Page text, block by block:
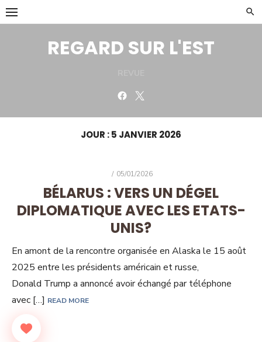
Skip
to
REGARD SUR L'EST
Facebook
JOUR :5 JANVIER 2026
POSTED
05/01/2026
BÉLARUS : VERS UN DÉGEL
DIPLOMATIQUE AVEC LES ETATS-
UNIS?
En amont de la rencontre organisée en Alaska le 15 août
2025 entre les présidents américain et russe,
Donald Trump a annoncé avoir échangé par téléphone
avec […] READ MORE